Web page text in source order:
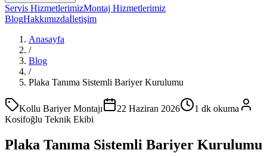
Servis HizmetlerimizMontaj Hizmetlerimiz
BlogHakkımızdaİletişim
Anasayfa
/
Blog
/
Plaka Tanıma Sistemli Bariyer Kurulumu
Kollu Bariyer Montajı 22 Haziran 2026 1 dk okuma
Kosifoğlu Teknik Ekibi
Plaka Tanıma Sistemli Bariyer Kurulumu